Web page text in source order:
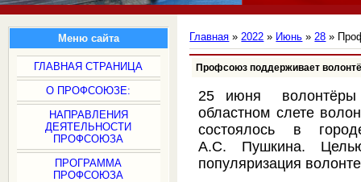
Меню сайта
ГЛАВНАЯ СТРАНИЦА
О ПРОФСОЮЗЕ:
НАПРАВЛЕНИЯ
ДЕЯТЕЛЬНОСТИ
ПРОФСОЮЗА
ПРОГРАММА
ПРОФСОЮЗА
Главная »2022 » Июнь » 28 »
Профсоюз поддерживает
25 июня волонтёры
областном слете
состоялось в
А.С. Пушкина.
популяризация